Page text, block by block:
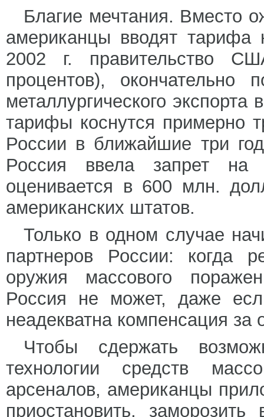
Благие мечтания. Вместо
американцы вводят
2002 г. правительство
процентов), окончательно
металлургического
тарифы коснутся примерно
России в ближайшие три
Россия ввела запрет на
оценивается в 600 млн.
американских штатов.
Только в одном случае
партнеров России: когда
оружия массового
Россия не может, даже
неадекватна компенсация за
Чтобы сдержать
технологии средств
арсеналов, американцы
приостановить,